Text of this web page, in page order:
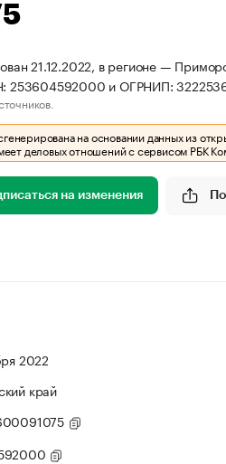
21.12.2022, в регионе —
253604592000 и ОГРНИП:
на основании данных из
деловых отношений с сервисом РБК
на изменения
2022
край